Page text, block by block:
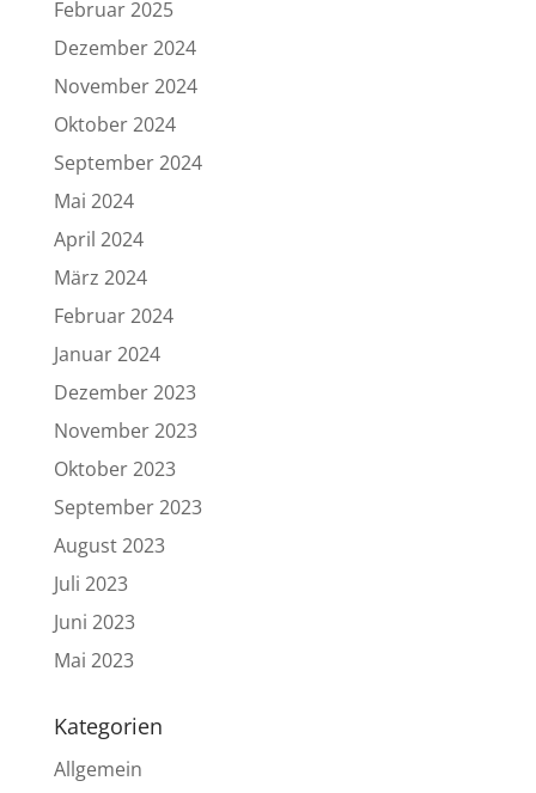
Februar 2025
Dezember 2024
November 2024
Oktober 2024
September 2024
Mai 2024
April 2024
März 2024
Februar 2024
Januar 2024
Dezember 2023
November 2023
Oktober 2023
September 2023
August 2023
Juli 2023
Juni 2023
Mai 2023
Kategorien
Allgemein